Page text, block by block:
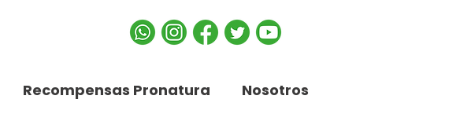
Recompensas Pronatura Nosotros